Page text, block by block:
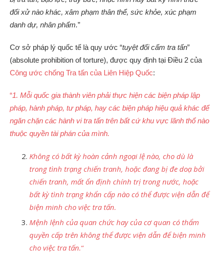
đối xử nào khác, xâm phạm thân thể, sức khỏe, xúc phạm
danh dự, nhân phẩm.”
Cơ sở pháp lý quốc tế là quy ước “tuyệt đối cấm tra tấn”
(absolute prohibition of torture), được quy định tại Điều 2 của
Công ước chống Tra tấn của Liên Hiệp Quốc:
“1. Mỗi quốc gia thành viên phải thực hiện các biện pháp lập
pháp, hành pháp, tư pháp, hay các biện pháp hiệu quả khác để
ngăn chặn các hành vi tra tấn trên bất cứ khu vực lãnh thổ nào
thuộc quyền tài phán của mình.
Không có bất kỳ hoàn cảnh ngoại lệ nào, cho dù là
trong tình trạng chiến tranh, hoặc đang bị đe doạ bởi
chiến tranh, mất ổn định chính trị trong nước, hoặc
bất kỳ tình trạng khẩn cấp nào có thể được viện dẫn để
biện minh cho việc tra tấn.
Mệnh lệnh của quan chức hay của cơ quan có thẩm
quyền cấp trên không thể được viện dẫn để biện minh
cho việc tra tấn.“